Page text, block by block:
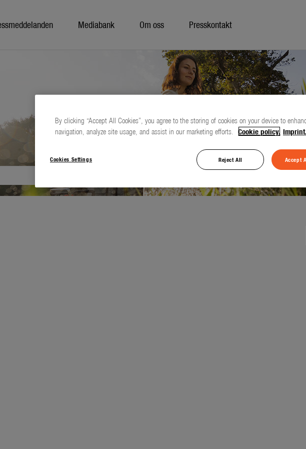
Mediabank Om oss Presskontakt
By clicking “Accept All Cookies”, you agree to the storing of cookies on your device to
navigation, analyze site usage, and assist in our marketing efforts. Cookie policy. Imprint.
Cookies Settings Reject All Accept